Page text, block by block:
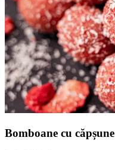
Bomboane cu căpșune